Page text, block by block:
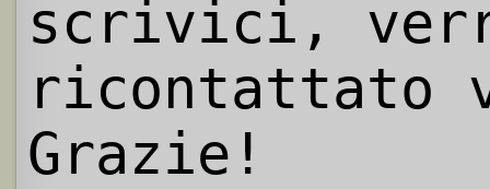
scrivici,
ricontattato
Grazie!